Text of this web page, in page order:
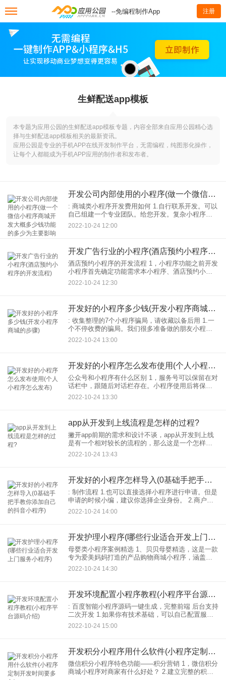
--免编程制作App 注册
生鲜配送app模板
本专题为应用公园的生鲜配送app模板专题，内容全部来自应用公园精心选
择与生鲜配送app模板相关的最新资讯。
应用公园是专业的手机APP在线开发制作平台，无需编程，纯图形化操作，
让每个人都能成为手机APP应用的制作者和发布者。
开发公司内部使用的小程序(做一个微信小程序商城开发大概多少钱功能的多少为主要影响因素)
: 商城类小程序开发费用如何 1.自行联系开发。可以
自己组建一个专业团队。给您开发。复杂小程序。
这是一个高技术要求开发方法。但也很贵，具体来
说商城类别小程序开发费用与当地薪资有关。这种
2022-10-24 12:00
开发广告行业的小程序(酒店预约小程序的开发流程)
酒店预约小程序的开发流程 1，小程序功能之前开发
小程序首先确定功能需求本小程序、酒店预约小程
序需求功能主要包括：预订功能之前开发一定要根
据我们酒店的实际情况整理确认功能。 2.小程序的
2022-10-24 12:30
开发好的小程序多少钱(开发小程序商城的步骤)
: 收集整理的7个小程序骗局，请收藏以备后用 1.一
个不停收费的骗局。我们很多准备做的朋友小程序
开始问：做吧小程序多少钱？哪个价格。找到尽可
能低的那个。这正好落入了一些无良服务商的圈
2022-10-24 13:00
开发好的小程序怎么发布使用(个人小程序怎么发布)
公众号和小程序有什么区别 1，服务号可以保留在对
话栏中，跟随后对话栏存在。小程序使用后将保留
在桌面上的快捷方式。 2.需300元/年申请服务号费
用。如果单独申请企业小程序还需要300元/年费
2022-10-24 13:30
app从开发到上线流程是怎样的过程?
撇开app前期的需求和设计不谈，app从开发到上线
是有一个相对较长的流程的，那么这是一个怎样的
过程呢？ app开发正式开始后，常规的开发方式通常
是客户端(A
2022-10-24 13:43
开发好的小程序怎样导入(0基础手把手教你添加自己的抖音小程序)
: 制作流程 1.也可以直接选择小程序进行申请。但是
申请的时候小编，建议你选择企业身份。 2.商户需
要办理小程序的id账号，然后需要填写姓名。这是以
后很难改变的，一定要小心。此外，商家还需要
2022-10-24 14:00
开发护理小程序(哪些行业适合开发上门服务小程序)
母婴类小程序案例精选 1、贝贝母婴精选，这是一款
专为爱美妈妈打造的产品购物商城小程序，涵盖每
日精选，拼团，限时特卖等特色其中拼团功能一直
是电商小程序功能的明星。用户使用率高达60%，
2022-10-24 14:30
开发环境配置小程序教程(小程序平台源码介绍)
: 百度智能小程序源码一键生成，完整前端 后台支持
二次开发 1.如果你有技术基础，可以自己配置服务
器环境，独立安装调试程序，请直接支付999元(我们
的源码压缩包里有安装说明，技术好的可以理解)
2022-10-24 15:00
开发积分小程序用什么软件(小程序定制开发时间要多久)
微信积分小程序特色功能——积分营销 1，微信积分
商城小程序对商家有什么好处？ 2.建立完整的积分